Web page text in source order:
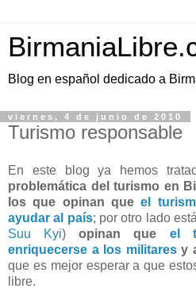
Blog en español dedicado a
viernes, 4 de junio de 2010
Turismo responsable
En este blog ya hemos
problemática del turismo en
los que opinan queel
ayudar al país; por otro lado
Suu Kyi)opinan que el
enriquecerse a los militaresy
que es mejor esperar a que
libre.